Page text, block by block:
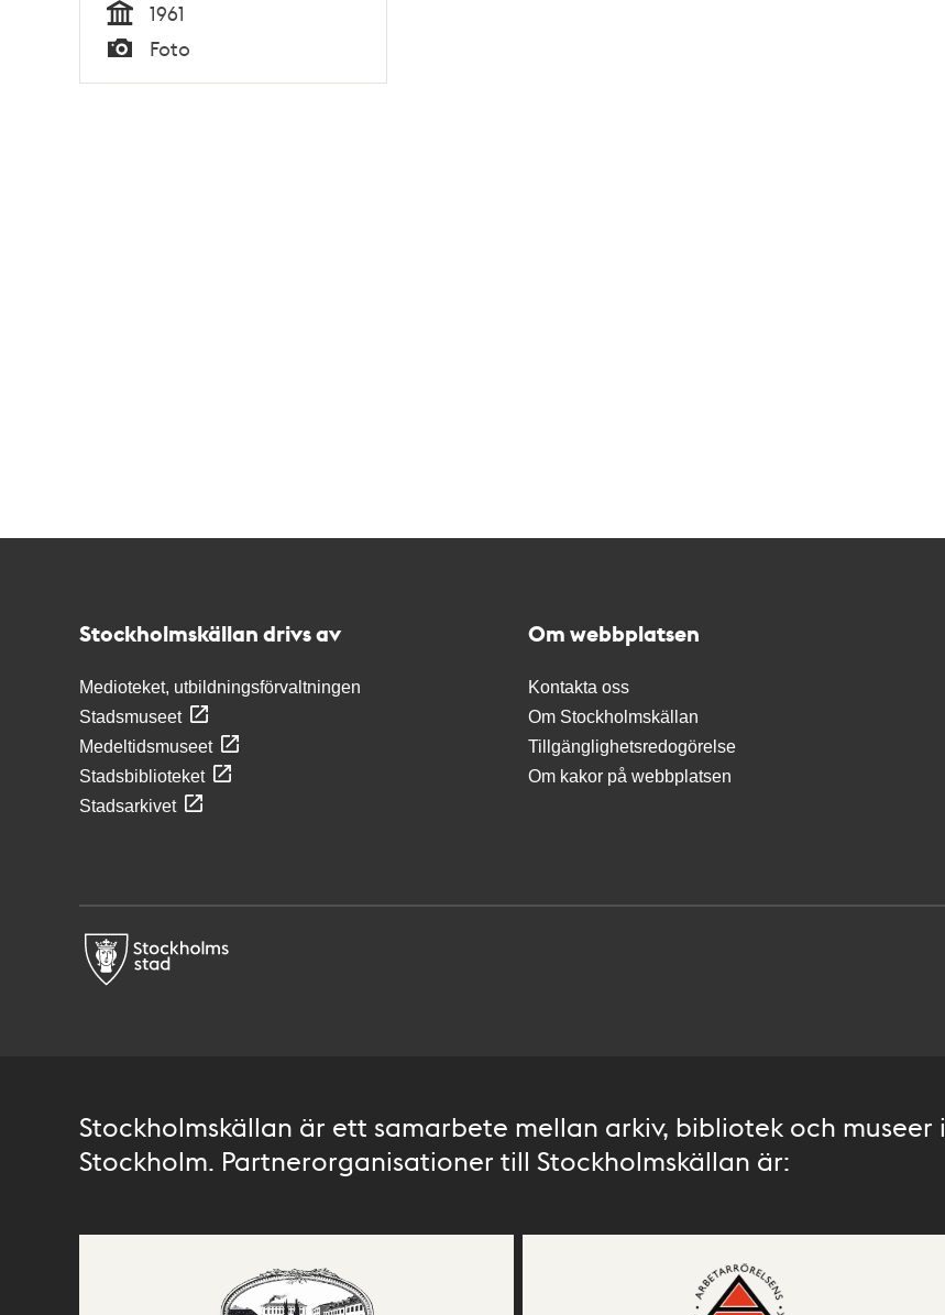
Tid
1961
Typ
Foto
Stockholmskällan drivs av
Medioteket, utbildningsförvaltningen
Stadsmuseet
Medeltidsmuseet
Stadsbiblioteket
Stadsarkivet
Om webbplatsen
Kontakta oss
Om Stockholmskällan
Tillgänglighetsredogörelse
Om kakor på webbplatsen
Stockholmskällan är ett samarbete mellan arkiv, bibliotek och museer i
Stockholm. Partnerorganisationer till Stockholmskällan är: